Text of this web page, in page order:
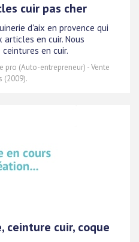
cuir pas cher
d'aix en provence qui
en cuir. Nous
en cuir.
pro (Auto-entrepreneur) - Vente
(2009).
ceinture cuir, coque